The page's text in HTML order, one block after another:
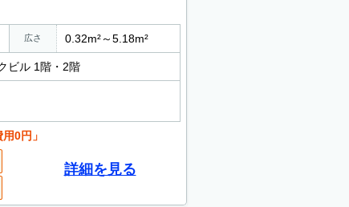
広さ 0.32m²～5.18m²
ビル 1階・2階
0円」
詳細を見る